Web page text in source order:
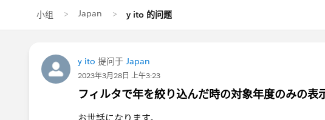
小组 Japan y ito 的问题
y ito 提问于 Japan
2023年3月28日 上午3:23
フィルタで年を絞り込んだ時の対象年度のみの表